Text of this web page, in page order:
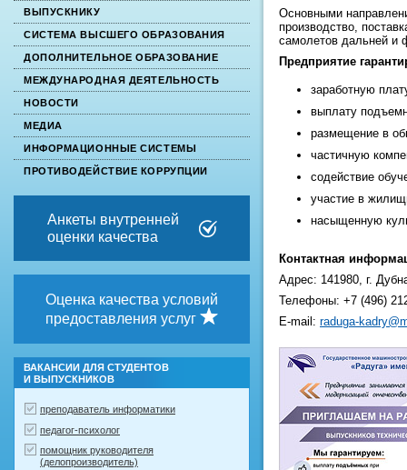
ВЫПУСКНИКУ
СИСТЕМА ВЫСШЕГО ОБРАЗОВАНИЯ
ДОПОЛНИТЕЛЬНОЕ ОБРАЗОВАНИЕ
МЕЖДУНАРОДНАЯ ДЕЯТЕЛЬНОСТЬ
НОВОСТИ
МЕДИА
ИНФОРМАЦИОННЫЕ СИСТЕМЫ
ПРОТИВОДЕЙСТВИЕ КОРРУПЦИИ
Анкеты внутренней
оценки качества
Оценка качества условий
предоставления услуг
ВАКАНСИИ ДЛЯ СТУДЕНТОВ
И ВЫПУСКНИКОВ
преподаватель информатики
педагог-психолог
помощник руководителя
(делопроизводитель)
Основными
производство,
самолетов дальней и
Предприятие
заработную
выплату
размещение в
частичную
содействие
участие в
насыщенную
Контактная
Адрес: 141980, г.
Телефоны: +7 (496)
E-mail: raduga-